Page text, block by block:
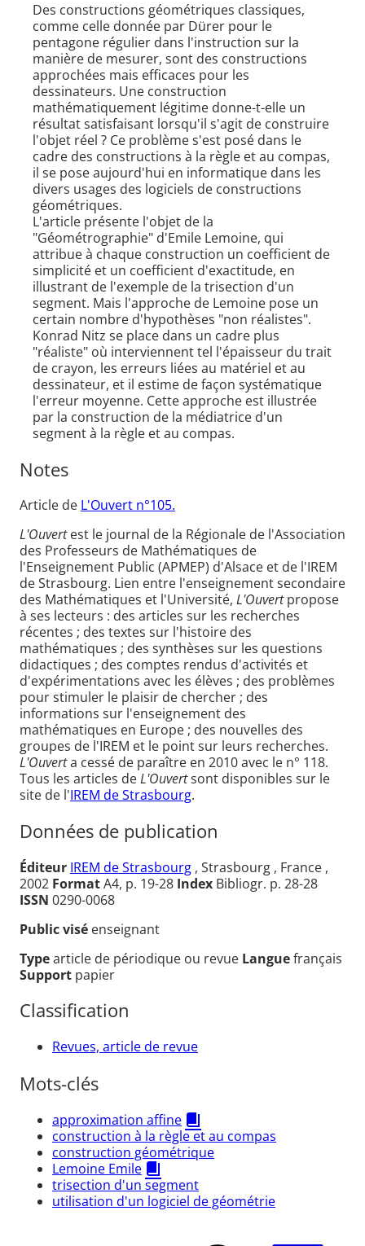
Des constructions géométriques classiques,
comme celle donnée par Dürer pour le
pentagone régulier dans l'instruction sur la
manière de mesurer, sont des constructions
approchées mais efficaces pour les
dessinateurs. Une construction
mathématiquement légitime donne-t-elle un
résultat satisfaisant lorsqu'il s'agit de construire
l'objet réel ? Ce problème s'est posé dans le
cadre des constructions à la règle et au compas,
il se pose aujourd'hui en informatique dans les
divers usages des logiciels de constructions
géométriques.
L'article présente l'objet de la
"Géométrographie" d'Emile Lemoine, qui
attribue à chaque construction un coefficient de
simplicité et un coefficient d'exactitude, en
illustrant de l'exemple de la trisection d'un
segment. Mais l'approche de Lemoine pose un
certain nombre d'hypothèses "non réalistes".
Konrad Nitz se place dans un cadre plus
"réaliste" où interviennent tel l'épaisseur du trait
de crayon, les erreurs liées au matériel et au
dessinateur, et il estime de façon systématique
l'erreur moyenne. Cette approche est illustrée
par la construction de la médiatrice d'un
segment à la règle et au compas.
Notes
Article de L'Ouvert n°105.
L'Ouvertest le journal de la Régionale de l'Association
des Professeurs de Mathématiques de
l'Enseignement Public (APMEP) d'Alsace et de l'IREM
de Strasbourg. Lien entre l'enseignement secondaire
des Mathématiques et l'Université, L'Ouvertpropose
à ses lecteurs : des articles sur les recherches
récentes ; des textes sur l'histoire des
mathématiques ; des synthèses sur les questions
didactiques ; des comptes rendus d'activités et
d'expérimentations avec les élèves ; des problèmes
pour stimuler le plaisir de chercher ; des
informations sur l'enseignement des
mathématiques en Europe ; des nouvelles des
groupes de l'IREM et le point sur leurs recherches.
L'Ouverta cessé de paraître en 2010 avec le n° 118.
Tous les articles deL'Ouvertsont disponibles sur le
site de l'IREM de Strasbourg.
Données de publication
Éditeur IREM de Strasbourg , Strasbourg , France ,
2002 FormatA4, p. 19-28 Index Bibliogr. p. 28-28
ISSN 0290-0068
Public visé enseignant
Typearticle de périodique ou revue Languefrançais
Support papier
Classification
Revues, article de revue
Mots-clés
approximation affine
construction à la règle et au compas
construction géométrique
Lemoine Emile
trisection d'un segment
utilisation d'un logiciel de géométrie